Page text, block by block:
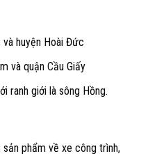
và huyện Hoài Đức
và quận Cầu Giấy
ranh giới là sông Hồng.
phẩm về xe công trình,